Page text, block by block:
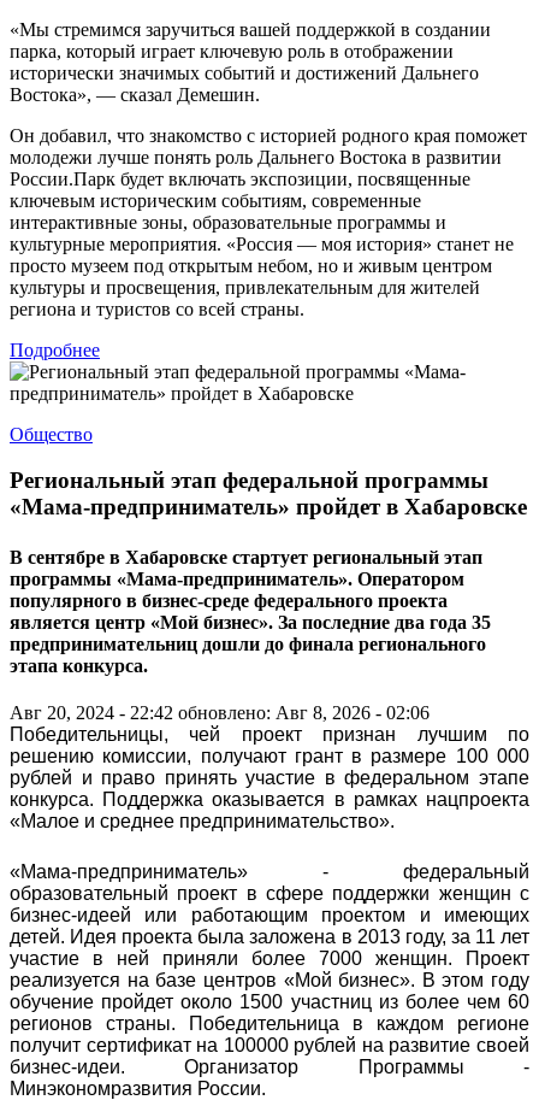
«Мы стремимся заручиться вашей поддержкой в создании
парка, который играет ключевую роль в отображении
исторически значимых событий и достижений Дальнего
Востока», — сказал Демешин.
Он добавил, что знакомство с историей родного края поможет
молодежи лучше понять роль Дальнего Востока в развитии
России.Парк будет включать экспозиции, посвященные
ключевым историческим событиям, современные
интерактивные зоны, образовательные программы и
культурные мероприятия. «Россия — моя история» станет не
просто музеем под открытым небом, но и живым центром
культуры и просвещения, привлекательным для жителей
региона и туристов со всей страны.
Подробнее
Общество
Региональный этап федеральной программы
«Мама-предприниматель» пройдет в Хабаровске
В сентябре в Хабаровске стартует региональный этап
программы «Мама-предприниматель». Оператором
популярного в бизнес-среде федерального проекта
является центр «Мой бизнес». За последние два года 35
предпринимательниц дошли до финала регионального
этапа конкурса.
Авг 20, 2024 - 22:42 обновлено: Авг 8, 2026 - 02:06
Победительницы, чей проект признан лучшим по
решению комиссии, получают грант в размере 100 000
рублей и право принять участие в федеральном этапе
конкурса. Поддержка оказывается в рамках нацпроекта
«Малое и среднее предпринимательство».
«Мама-предприниматель» - федеральный
образовательный проект в сфере поддержки женщин с
бизнес-идеей или работающим проектом и имеющих
детей. Идея проекта была заложена в 2013 году, за 11 лет
участие в ней приняли более 7000 женщин. Проект
реализуется на базе центров «Мой бизнес». В этом году
обучение пройдет около 1500 участниц из более чем 60
регионов страны. Победительница в каждом регионе
получит сертификат на 100000 рублей на развитие своей
бизнес-идеи. Организатор Программы -
Минэкономразвития России.